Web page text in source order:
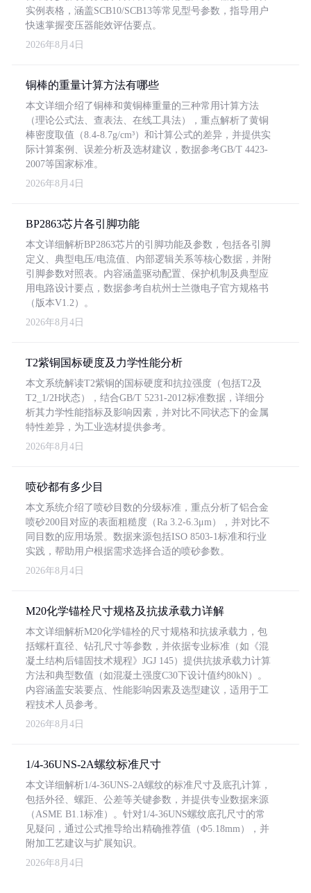
实例表格，涵盖SCB10/SCB13等常见型号参数，指导用户
快速掌握变压器能效评估要点。
2026年8月4日
铜棒的重量计算方法有哪些
本文详细介绍了铜棒和黄铜棒重量的三种常用计算方法
（理论公式法、查表法、在线工具法），重点解析了黄铜
棒密度取值（8.4-8.7g/cm³）和计算公式的差异，并提供实
际计算案例、误差分析及选材建议，数据参考GB/T 4423-
2007等国家标准。
2026年8月4日
BP2863芯片各引脚功能
本文详细解析BP2863芯片的引脚功能及参数，包括各引脚
定义、典型电压/电流值、内部逻辑关系等核心数据，并附
引脚参数对照表。内容涵盖驱动配置、保护机制及典型应
用电路设计要点，数据参考自杭州士兰微电子官方规格书
（版本V1.2）。
2026年8月4日
T2紫铜国标硬度及力学性能分析
本文系统解读T2紫铜的国标硬度和抗拉强度（包括T2及
T2_1/2H状态），结合GB/T 5231-2012标准数据，详细分
析其力学性能指标及影响因素，并对比不同状态下的金属
特性差异，为工业选材提供参考。
2026年8月4日
喷砂都有多少目
本文系统介绍了喷砂目数的分级标准，重点分析了铝合金
喷砂200目对应的表面粗糙度（Ra 3.2-6.3μm），并对比不
同目数的应用场景。数据来源包括ISO 8503-1标准和行业
实践，帮助用户根据需求选择合适的喷砂参数。
2026年8月4日
M20化学锚栓尺寸规格及抗拔承载力详解
本文详细解析M20化学锚栓的尺寸规格和抗拔承载力，包
括螺杆直径、钻孔尺寸等参数，并依据专业标准（如《混
凝土结构后锚固技术规程》JGJ 145）提供抗拔承载力计算
方法和典型数值（如混凝土强度C30下设计值约80kN）。
内容涵盖安装要点、性能影响因素及选型建议，适用于工
程技术人员参考。
2026年8月4日
1/4-36UNS-2A螺纹标准尺寸
本文详细解析1/4-36UNS-2A螺纹的标准尺寸及底孔计算，
包括外径、螺距、公差等关键参数，并提供专业数据来源
（ASME B1.1标准）。针对1/4-36UNS螺纹底孔尺寸的常
见疑问，通过公式推导给出精确推荐值（Φ5.18mm），并
附加工艺建议与扩展知识。
2026年8月4日